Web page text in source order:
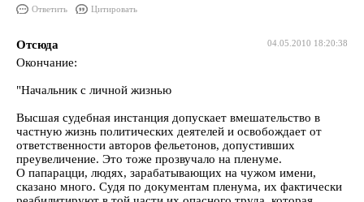
Ответить Цитировать
04.05.2010 18:20:38
Отсюда
Окончание:
"Начальник с личной жизнью
Высшая судебная инстанция допускает вмешательство в
частную жизнь политических деятелей и освобождает от
ответственности авторов фельетонов, допустивших
преувеличение. Это тоже прозвучало на пленуме.
О папарацци, людях, зарабатывающих на чужом имени,
сказано много. Судя по документам пленума, их фактически